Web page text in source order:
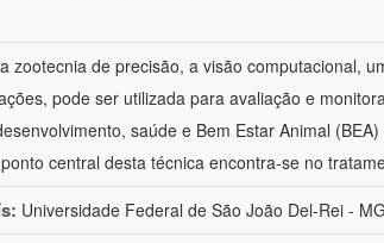
zootecnia de precisão, a visão computacional,
pode ser utilizada para avaliação e
saúde e Bem Estar Animal
central desta técnica encontra-se no
Universidade Federal de São João Del-Rei -